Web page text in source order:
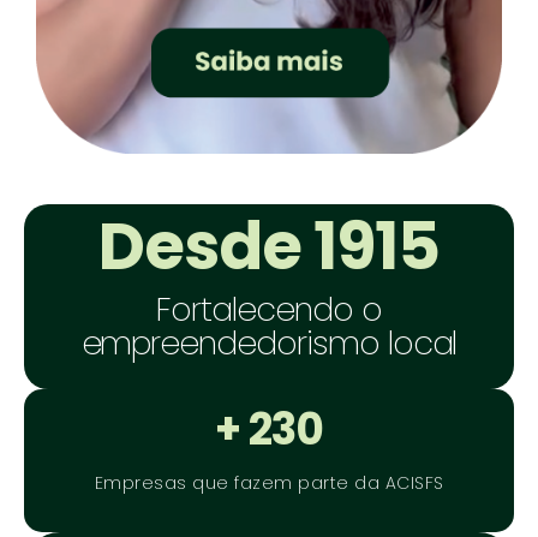
Desde 1915
Fortalecendo o
empreendedorismo local
+ 230
Empresas que fazem parte da ACISFS